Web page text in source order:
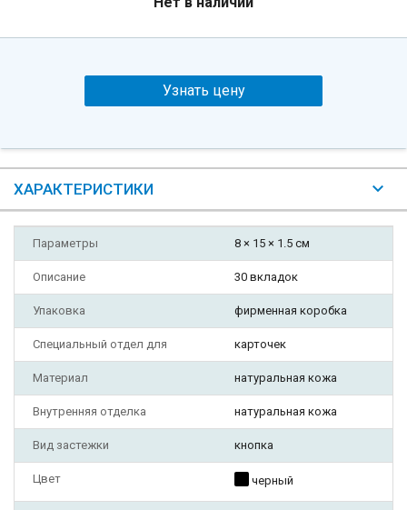
Узнать цену
ХАРАКТЕРИСТИКИ
Параметры 8 × 15 × 1.5 см
Описание 30 вкладок
Упаковка фирменная коробка
Специальный отдел для карточек
Материал натуральная кожа
Внутренняя отделка натуральная кожа
Вид застежки кнопка
Цвет черный